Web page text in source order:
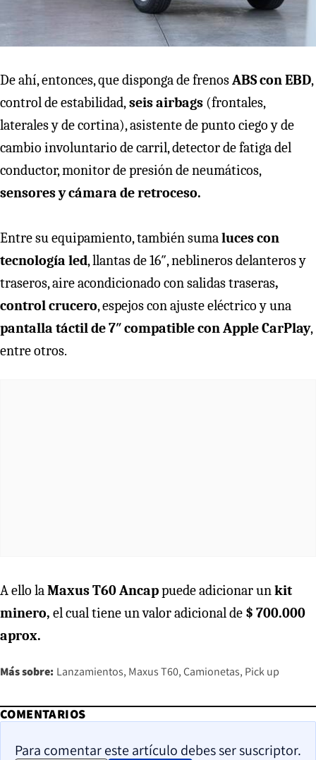
De ahí, entonces, que disponga de frenosABS con EBD,
control de estabilidad,seis airbags (frontales,
laterales y de cortina), asistente de punto ciego y de
cambio involuntario de carril, detector de fatiga del
conductor, monitor de presión de neumáticos,
sensores y cámara de retroceso.
Entre su equipamiento, también sumaluces con
tecnología led, llantas de 16″, neblineros delanteros y
traseros, aire acondicionado con salidas traseras,
control crucero, espejos con ajuste eléctrico y una
pantalla táctil de 7″ compatible con Apple CarPlay,
entre otros.
A ello laMaxus T60 Ancappuede adicionar unkit
minero, el cual tiene un valor adicional de $ 700.000
aprox.
Más sobre: Lanzamientos Maxus T60 Camionetas Pick up
COMENTARIOS
Para comentar este artículo debes ser suscriptor.